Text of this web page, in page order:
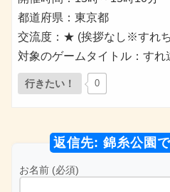
都道府県：東京都
交流度：★ (挨拶なし※すれ
対象のゲームタイトル：すれ
行きたい！ 0
返信先: 錦糸公園
お名前 (必須)